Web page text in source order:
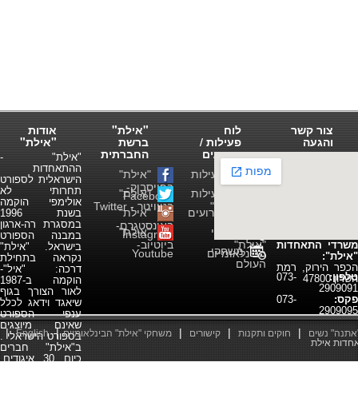
אודות
"אילת"
"אילת" -
ההתאחדות
הישראלית לספורט
תחרותי לא
אולימפי הוקמה
בשנת 1996
במסגרת רה-ארגון
במבנה הספורט
בישראל. "אילת"
נקראה בתחילת
דרכה: "איל"-
הוקמה ב-1987
לאור הצורך בגוף
שיאגד וידאג לכלל
ענפי הספורט
שאינם מיוצגים
בספורט הישראלי .
ב"אילת" חברים
כיום 30 איגודים,
"אילת"
ברשת
החברתית
"אילת"
בפייסבוק-
Facebook
"אילת"
בטוויטר - Twitter
"אילת"
באינסטגרם-
Instagram
"אילת"
ביוטיוב-
Youtube
לוח
פעילות /
אירועים
לוח פעילות
התאחדותלוח פעילות
ענפי "אילת"
לוח אירועים
משחקי
"אילת"
הבינלאומיים
משחקי
העולם
צור קשר
והגעה
משרדי התאחדות
"אילת":
הכפר הירוק, רמת
השרון 47800
טלפון:
073-
2909091
פקס:
073-
2909095
נשים | חוקים ותקנות | קישורים | משחקי "אילת" הבינלאומיים |
English
|